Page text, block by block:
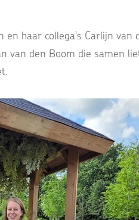
haar collega's Carlijn van
van den Boom die samen